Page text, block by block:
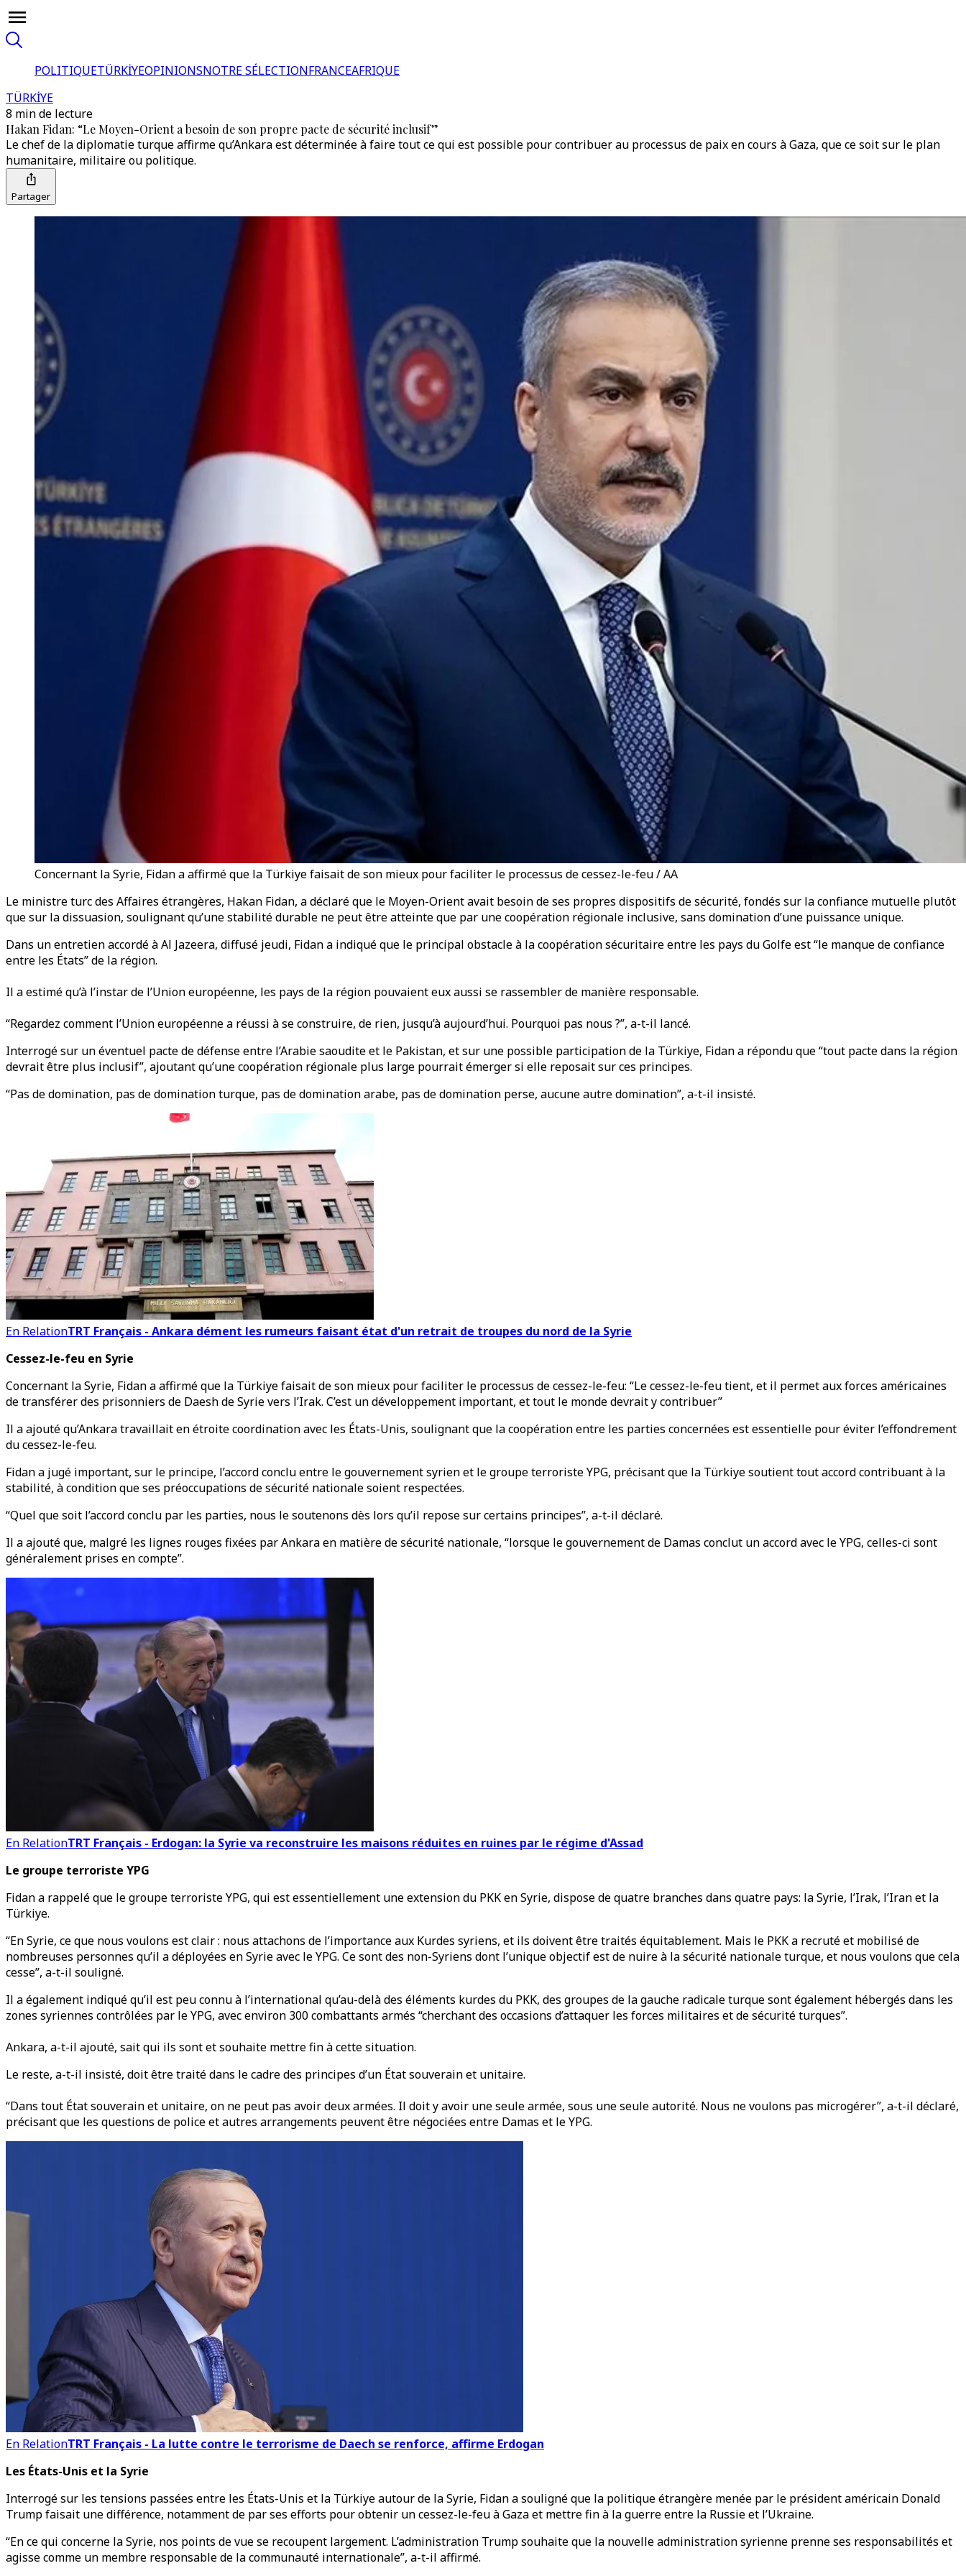
POLITIQUETÜRKİYEOPINIONSNOTRE SÉLECTIONFRANCEAFRIQUE
TÜRKİYE
8 min de lecture
Hakan Fidan: “Le Moyen-Orient a besoin de son propre pacte de sécurité inclusif”
Le chef de la diplomatie turque affirme qu’Ankara est déterminée à faire tout ce qui est possible pour contribuer au processus de paix en cours à Gaza, que ce soit sur le plan
humanitaire, militaire ou politique.
Partager
Concernant la Syrie, Fidan a affirmé que la Türkiye faisait de son mieux pour faciliter le processus de cessez-le-feu / AA
Le ministre turc des Affaires étrangères, Hakan Fidan, a déclaré que le Moyen-Orient avait besoin de ses propres dispositifs de sécurité, fondés sur la confiance mutuelle plutôt
que sur la dissuasion, soulignant qu’une stabilité durable ne peut être atteinte que par une coopération régionale inclusive, sans domination d’une puissance unique.
Dans un entretien accordé à Al Jazeera, diffusé jeudi, Fidan a indiqué que le principal obstacle à la coopération sécuritaire entre les pays du Golfe est “le manque de confiance
entre les États” de la région.
Il a estimé qu’à l’instar de l’Union européenne, les pays de la région pouvaient eux aussi se rassembler de manière responsable.
“Regardez comment l’Union européenne a réussi à se construire, de rien, jusqu’à aujourd’hui. Pourquoi pas nous ?”, a-t-il lancé.
Interrogé sur un éventuel pacte de défense entre l’Arabie saoudite et le Pakistan, et sur une possible participation de la Türkiye, Fidan a répondu que “tout pacte dans la région
devrait être plus inclusif”, ajoutant qu’une coopération régionale plus large pourrait émerger si elle reposait sur ces principes.
“Pas de domination, pas de domination turque, pas de domination arabe, pas de domination perse, aucune autre domination”, a-t-il insisté.
En RelationTRT Français - Ankara dément les rumeurs faisant état d'un retrait de troupes du nord de la Syrie
Cessez-le-feu en Syrie
Concernant la Syrie, Fidan a affirmé que la Türkiye faisait de son mieux pour faciliter le processus de cessez-le-feu: “Le cessez-le-feu tient, et il permet aux forces américaines
de transférer des prisonniers de Daesh de Syrie vers l’Irak. C’est un développement important, et tout le monde devrait y contribuer”
Il a ajouté qu’Ankara travaillait en étroite coordination avec les États-Unis, soulignant que la coopération entre les parties concernées est essentielle pour éviter l’effondrement
du cessez-le-feu.
Fidan a jugé important, sur le principe, l’accord conclu entre le gouvernement syrien et le groupe terroriste YPG, précisant que la Türkiye soutient tout accord contribuant à la
stabilité, à condition que ses préoccupations de sécurité nationale soient respectées.
“Quel que soit l’accord conclu par les parties, nous le soutenons dès lors qu’il repose sur certains principes”, a-t-il déclaré.
Il a ajouté que, malgré les lignes rouges fixées par Ankara en matière de sécurité nationale, “lorsque le gouvernement de Damas conclut un accord avec le YPG, celles-ci sont
généralement prises en compte”.
En RelationTRT Français - Erdogan: la Syrie va reconstruire les maisons réduites en ruines par le régime d'Assad
Le groupe terroriste YPG
Fidan a rappelé que le groupe terroriste YPG, qui est essentiellement une extension du PKK en Syrie, dispose de quatre branches dans quatre pays: la Syrie, l’Irak, l’Iran et la
Türkiye.
“En Syrie, ce que nous voulons est clair : nous attachons de l’importance aux Kurdes syriens, et ils doivent être traités équitablement. Mais le PKK a recruté et mobilisé de
nombreuses personnes qu’il a déployées en Syrie avec le YPG. Ce sont des non-Syriens dont l’unique objectif est de nuire à la sécurité nationale turque, et nous voulons que cela
cesse”, a-t-il souligné.
Il a également indiqué qu’il est peu connu à l’international qu’au-delà des éléments kurdes du PKK, des groupes de la gauche radicale turque sont également hébergés dans les
zones syriennes contrôlées par le YPG, avec environ 300 combattants armés “cherchant des occasions d’attaquer les forces militaires et de sécurité turques”.
Ankara, a-t-il ajouté, sait qui ils sont et souhaite mettre fin à cette situation.
Le reste, a-t-il insisté, doit être traité dans le cadre des principes d’un État souverain et unitaire.
“Dans tout État souverain et unitaire, on ne peut pas avoir deux armées. Il doit y avoir une seule armée, sous une seule autorité. Nous ne voulons pas microgérer”, a-t-il déclaré,
précisant que les questions de police et autres arrangements peuvent être négociées entre Damas et le YPG.
En RelationTRT Français - La lutte contre le terrorisme de Daech se renforce, affirme Erdogan
Les États-Unis et la Syrie
Interrogé sur les tensions passées entre les États-Unis et la Türkiye autour de la Syrie, Fidan a souligné que la politique étrangère menée par le président américain Donald
Trump faisait une différence, notamment de par ses efforts pour obtenir un cessez-le-feu à Gaza et mettre fin à la guerre entre la Russie et l’Ukraine.
“En ce qui concerne la Syrie, nos points de vue se recoupent largement. L’administration Trump souhaite que la nouvelle administration syrienne prenne ses responsabilités et
agisse comme un membre responsable de la communauté internationale”, a-t-il affirmé.